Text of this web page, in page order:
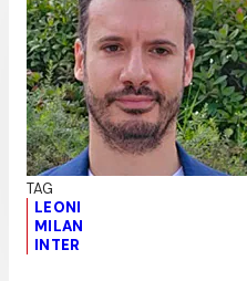
LEONI
MILAN
INTER